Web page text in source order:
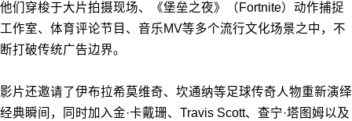
他们穿梭于大片拍摄现场、《堡垒之夜》（Fortnite）动作捕捉
工作室、体育评论节目、音乐MV等多个流行文化场景之中，不
断打破传统广告边界。
影片还邀请了伊布拉希莫维奇、坎通纳等足球传奇人物重新演绎
经典瞬间，同时加入金·卡戴珊、Travis Scott、查宁·塔图姆以及